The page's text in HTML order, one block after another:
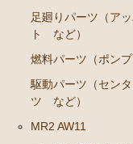
足廻りパーツ（ア
ト など）
燃料パーツ（ポン
駆動パーツ（セン
ツ など）
MR2 AW11